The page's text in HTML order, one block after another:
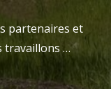
partenaires et
travaillons …